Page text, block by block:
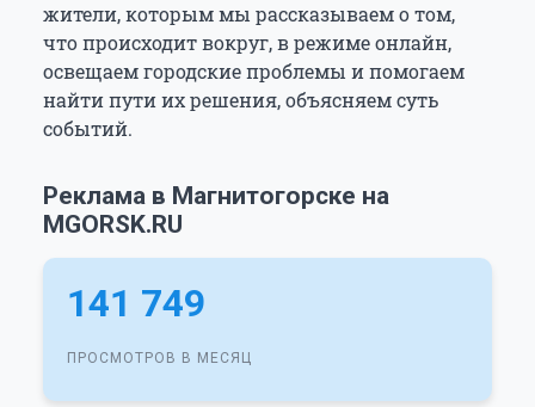
жители, которым мы рассказываем о том,
что происходит вокруг, в режиме онлайн,
освещаем городские проблемы и помогаем
найти пути их решения, объясняем суть
событий.
Реклама в Магнитогорске на
MGORSK.RU
141 749
ПРОСМОТРОВ В МЕСЯЦ